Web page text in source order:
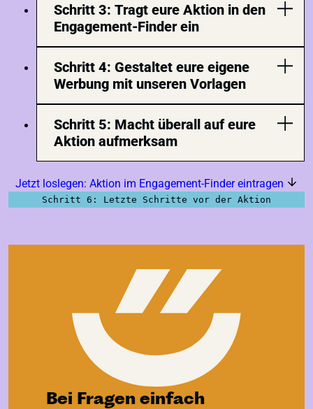
Schritt 3: Tragt eure Aktion in den
Engagement-Finder ein
Schritt 4: Gestaltet eure eigene
Werbung mit unseren Vorlagen
Schritt 5: Macht überall auf eure
Aktion aufmerksam
Jetzt loslegen: Aktion im Engagement-Finder eintragen
Schritt 6: Letzte Schritte vor der Aktion
Bei Fragen einfach